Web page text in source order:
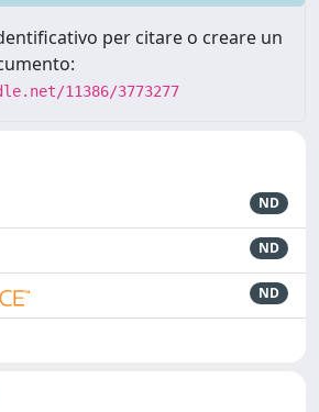
per citare o creare un
11386/3773277
ND
ND
ND